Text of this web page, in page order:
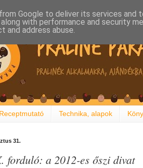
Receptmutató Technika, alapok
31.
forduló: a 2012-es őszi divat
Google to deliver its services and
with performance and security
address abuse.